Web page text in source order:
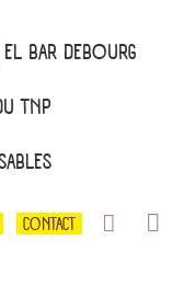
EL BAR DEBOURG
TNP
CONTACT